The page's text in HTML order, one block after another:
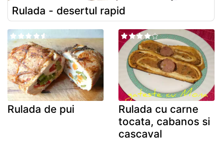
Rulada - desertul rapid
Rulada de pui
Rulada cu carne
tocata, cabanos si
cascaval